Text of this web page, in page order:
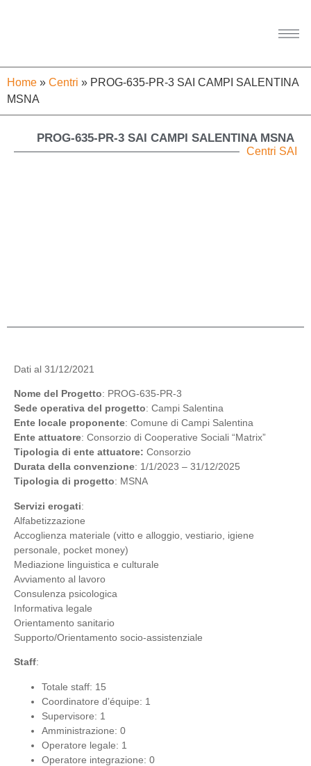
Home » Centri » PROG-635-PR-3 SAI CAMPI SALENTINA
MSNA
PROG-635-PR-3 SAI CAMPI SALENTINA MSNA
Centri SAI
Dati al 31/12/2021
Nome del Progetto: PROG-635-PR-3
Sede operativa del progetto: Campi Salentina
Ente locale proponente: Comune di Campi Salentina
Ente attuatore: Consorzio di Cooperative Sociali “Matrix”
Tipologia di ente attuatore: Consorzio
Durata della convenzione: 1/1/2023 – 31/12/2025
Tipologia di progetto: MSNA
Servizi erogati:
Alfabetizzazione
Accoglienza materiale (vitto e alloggio, vestiario, igiene
personale, pocket money)
Mediazione linguistica e culturale
Avviamento al lavoro
Consulenza psicologica
Informativa legale
Orientamento sanitario
Supporto/Orientamento socio-assistenziale
Staff:
Totale staff: 15
Coordinatore d’équipe: 1
Supervisore: 1
Amministrazione: 0
Operatore legale: 1
Operatore integrazione: 0